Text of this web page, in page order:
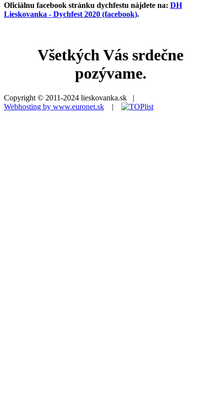
Oficiálnu facebook stránku dychfestu nájdete na: DH
Lieskovanka - Dychfest 2020 (facebook).
Všetkých Vás srdečne
pozývame.
Copyright © 2011-2024 lieskovanka.sk |
Webhosting by www.euronet.sk |